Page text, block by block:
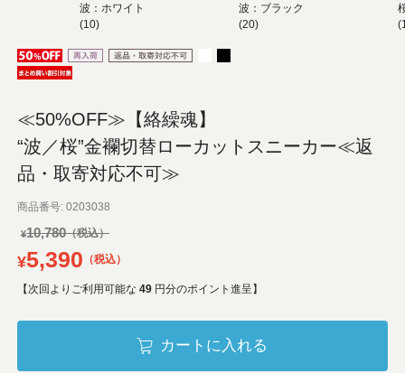
波：ホワイト
(10)
波：ブラック
(20)
≪50%OFF≫【絡繰魂】
“波／桜”金襴切替ローカットスニーカー≪返
品・取寄対応不可≫
商品番号 0203038
¥10,780
¥5,390 税込
【次回よりご利用可能な 49 円分のポイント進呈】
カートに入れる